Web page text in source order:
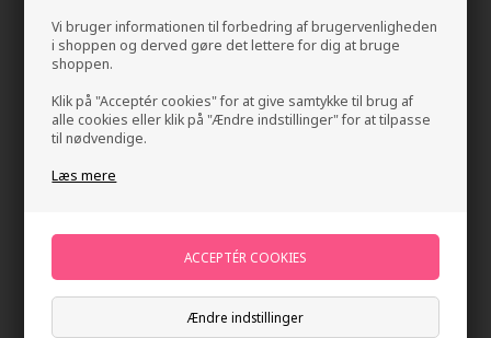
Vi bruger informationen til forbedring af brugervenligheden
i shoppen og derved gøre det lettere for dig at bruge
shoppen.
Klik på "Acceptér cookies" for at give samtykke til brug af
alle cookies eller klik på "Ændre indstillinger" for at tilpasse
til nødvendige.
Læs mere
Ændre indstillinger
125,00DKK